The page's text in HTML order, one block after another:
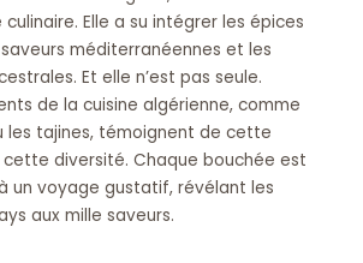
Elle a su intégrer les épices
méditerranéennes et les
Et elle n’est pas seule.
de la cuisine algérienne, comme
les tajines, témoignent de cette
diversité. Chaque bouchée est
un voyage gustatif, révélant les
aux mille saveurs.